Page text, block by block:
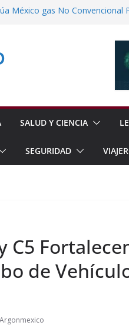
México gas No Convencional
Fortalece Prestaciones de
Casi 10 Millones de
SALUD Y CIENCIA
SEGURIDAD
C5
de